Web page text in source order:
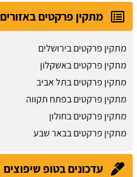
מתקין פרקטים באזורים
מתקין פרקטים בירושלים
מתקין פרקטים באשקלון
מתקין פרקטים בתל אביב
מתקין פרקטים בפתח תקווה
מתקין פרקטים בחולון
מתקין פרקטים בבאר שבע
עדכונים בטופ שיפוצים